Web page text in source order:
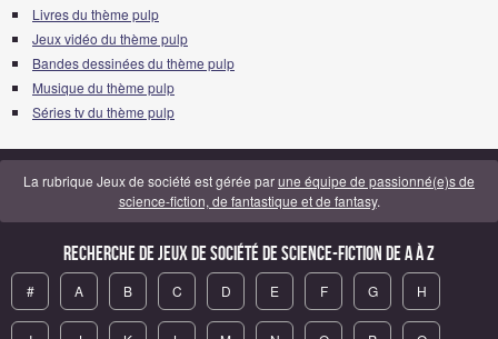
Livres du thème pulp
Jeux vidéo du thème pulp
Bandes dessinées du thème pulp
Musique du thème pulp
Séries tv du thème pulp
La rubrique Jeux de société est gérée parune équipe de passionné(e)s de
science-fiction, de fantastique et de fantasy.
Recherche de Jeux de société de science-fiction de A à Z
# A B C D E F G H